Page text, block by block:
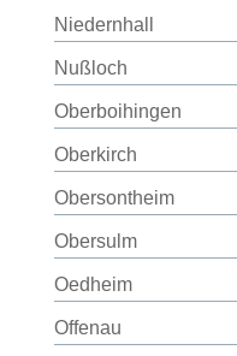
Niedernhall
Nußloch
Oberboihingen
Oberkirch
Obersontheim
Obersulm
Oedheim
Offenau